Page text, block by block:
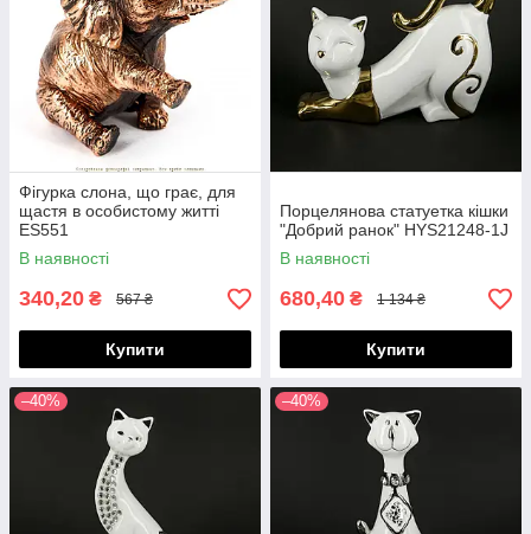
Фігурка слона, що грає, для
щастя в особистому житті
ES551
В наявності
340,20 ₴ 567 ₴
Купити
Порцелянова статуетка кішки
"Добрий ранок" HYS21248-1J
В наявності
680,40 ₴ 1 134 ₴
Купити
–40% –40%